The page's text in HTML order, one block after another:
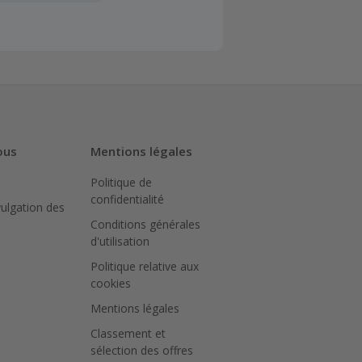
sur le
le site
des
Mentions légales
Politique de
confidentialité
Conditions générales
d'utilisation
Politique relative aux
cookies
Mentions légales
Classement et
sélection des offres